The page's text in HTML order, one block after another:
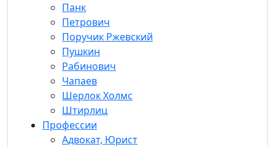
Панк
Петрович
Поручик Ржевский
Пушкин
Рабинович
Чапаев
Шерлок Холмс
Штирлиц
Профессии
Адвокат, Юрист